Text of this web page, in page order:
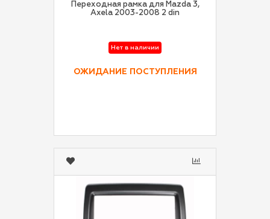
Переходная рамка для Mazda 3,
Axela 2003-2008 2 din
Нет в наличии
ОЖИДАНИЕ ПОСТУПЛЕНИЯ